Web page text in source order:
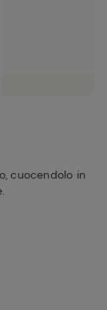
cuocendolo in